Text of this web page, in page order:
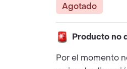
Agotado
Producto no
Por el momento